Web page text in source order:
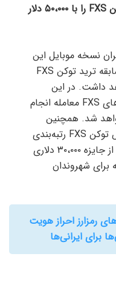
صرافی Crypto.com مسابقه ترید توکن FXS را با ۵۰،۰۰۰ دلار
نسخه موبایل این
صرافی در دسترس خواهد بود. مسابقه ترید توکن FXS
خواهد داشت. در این
کمپین به ۵۰۰ کاربر اول که در بازارهای FXS معامله انجام
اهدا خواهد شد. همچنین
کاربران بر اساس حجم خرید خالص توکن FXS رتبه‌بندی
خواهند شد و ۴۰۰ کاربر برتر سهمی از جایزه ۳۰،۰۰۰ دلاری
برای شهروندان
رمزارز احراز هویت
برای ایرانی‌ها